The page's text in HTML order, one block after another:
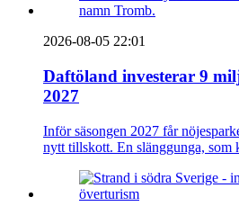
2026-08-05 22:01
Daftöland investerar 9
2027
Inför säsongen 2027 får
nytt tillskott. En slänggunga, som